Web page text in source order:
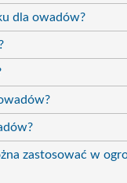
dla owadów?
zastosować w